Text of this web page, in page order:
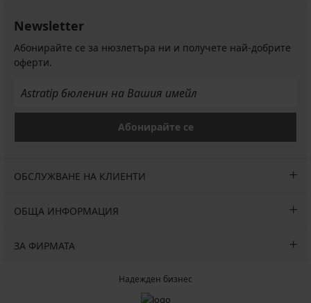
Newsletter
Абонирайте се за нюзлетъра ни и получете най-добрите
оферти.
Абонирайте се
ОБСЛУЖВАНЕ НА КЛИЕНТИ
ОБЩА ИНФОРМАЦИЯ
ЗА ФИРМАТА
Надежден бизнес